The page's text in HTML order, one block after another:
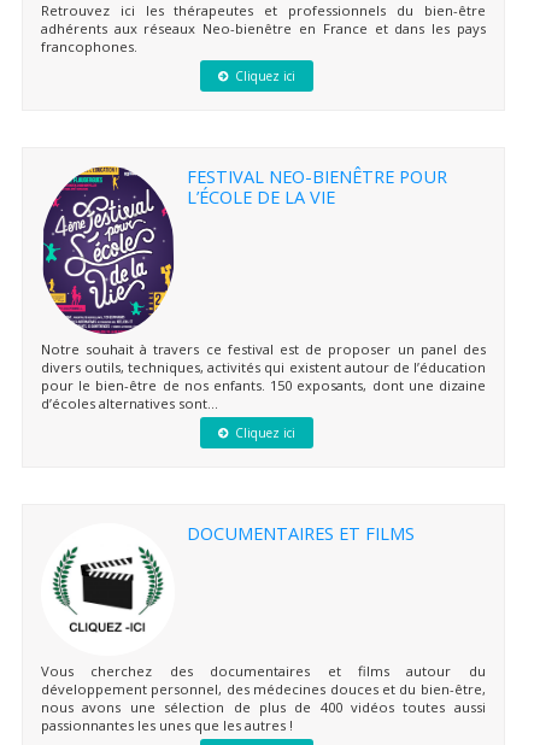
Retrouvez ici les thérapeutes et professionnels du bien-être
adhérents aux réseaux Neo-bienêtre en France et dans les pays
francophones.
Cliquez ici
FESTIVAL NEO-BIENÊTRE POUR
L’ÉCOLE DE LA VIE
Notre souhait à travers ce festival est de proposer un panel des
divers outils, techniques, activités qui existent autour de l’éducation
pour le bien-être de nos enfants. 150 exposants, dont une dizaine
d’écoles alternatives sont...
Cliquez ici
DOCUMENTAIRES ET FILMS
Vous cherchez des documentaires et films autour du
développement personnel, des médecines douces et du bien-être,
nous avons une sélection de plus de 400 vidéos toutes aussi
passionnantes les unes que les autres !